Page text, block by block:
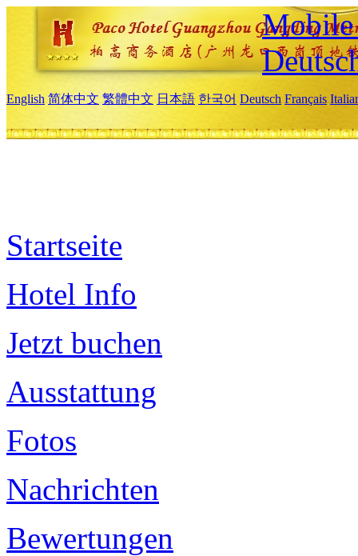
Mobile
English 简体中文 繁體中文 日本語 한국어 Deutsch Français
Startseite
Hotel Info
Jetzt buchen
Ausstattung
Fotos
Nachrichten
Bewertungen